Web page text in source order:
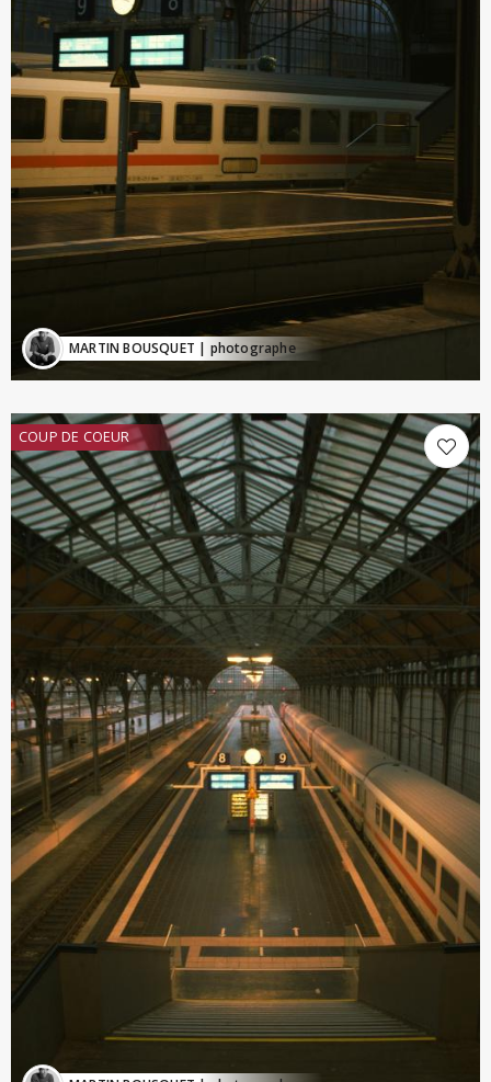
MARTIN BOUSQUET | photographe
COUP DE COEUR